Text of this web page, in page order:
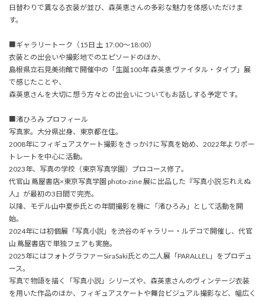
日替わりで異なる衣装が並び、森英恵さんの多彩な魅力を体感いただけま
す。
■ギャラリートーク（15日 土 17:00〜18:00）
衣装との出会いや撮影地でのエピソードのほか、
島根県立石見美術館で開催中の「生誕100年 森英恵 ヴァイタル・タイプ」展
で感じたことや、
森英恵さんを大切に想う方々との出会いについてもお話しする予定です。
■渚ひろみ プロフィール
写真家。大分県出身、東京都在住。
2008年にフィギュアスケート撮影をきっかけに写真を始め、2022年よりポー
トレートを中心に活動。
2023年、写真の学校（東京写真学園）プロコース修了。
代官山 蔦屋書店×東京写真学園 photo-zine 展に出品した『写真小説 忘れえぬ
人』が最初の3日間で完売。
以降、モデル山中夏歩氏との年間撮影を機に「渚ひろみ」として活動を開
始。
2024年には初個展「写真小説」を渋谷のギャラリー・ルデコで開催し、代官
山 蔦屋書店で単独フェアも実施。
2025年にはフォトグラファーSiraSaki氏との二人展「PARALLEL」をプロデュ
ース。
写真で物語を描く「写真小説」シリーズや、森英恵さんのヴィンテージ衣装
を用いた作品のほか、フィギュアスケートや舞台ビジュアル撮影など、幅広く